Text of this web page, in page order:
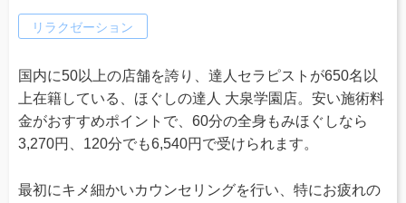
リラクゼーション
国内に50以上の店舗を誇り、達人セラピストが650名以
上在籍している、ほぐしの達人 大泉学園店。安い施術料
金がおすすめポイントで、60分の全身もみほぐしなら
3,270円、120分でも6,540円で受けられます。
最初にキメ細かいカウンセリングを行い、特にお疲れの